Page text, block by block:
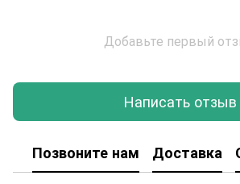
Добавьте первый
Написать отзыв
Позвоните нам Доставка